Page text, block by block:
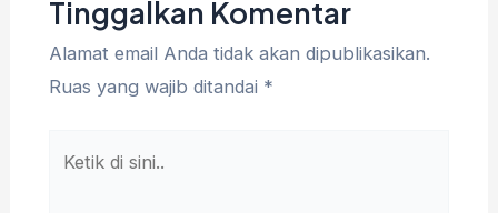
Tinggalkan Komentar
Alamat email Anda tidak akan dipublikasikan.
Ruas yang wajib ditandai *